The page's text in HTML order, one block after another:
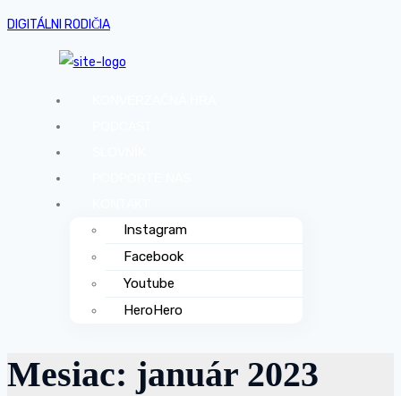
DIGITÁLNI RODIČIA
Instagram
Facebook
Youtube
HeroHero
Mesiac: január 2023